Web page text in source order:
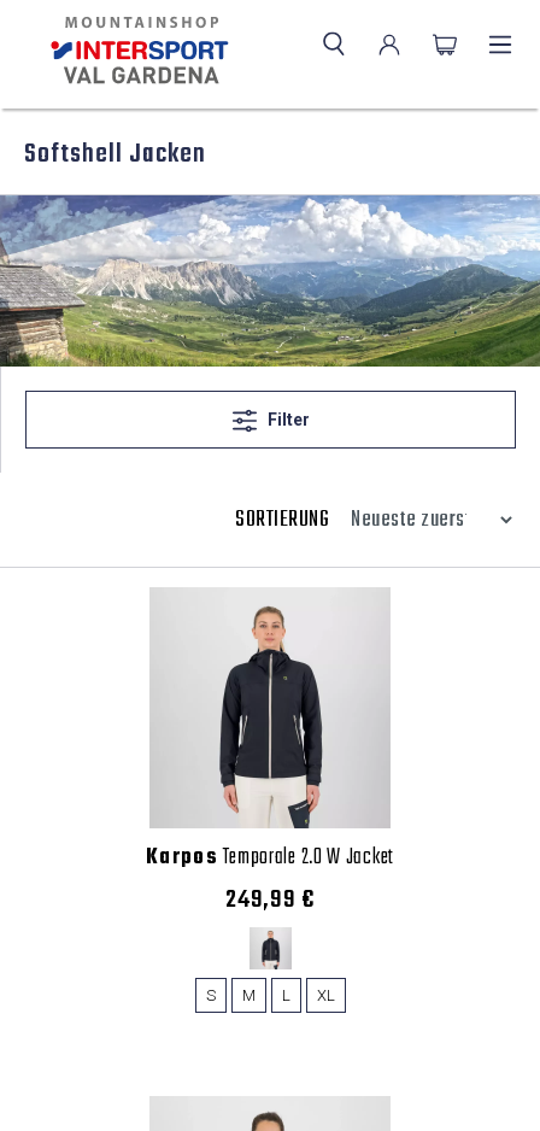
Softshell Jacken
Filter
SORTIERUNG
KarposTemporale 2.0 W Jacket
249,99 €
S M L XL